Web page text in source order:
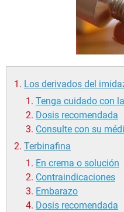
Los derivados del
Tenga cuidado con
Dosis recomendada
Consulte con su
Terbinafina
En crema o solución
Contraindicaciones
Embarazo
Dosis recomendada